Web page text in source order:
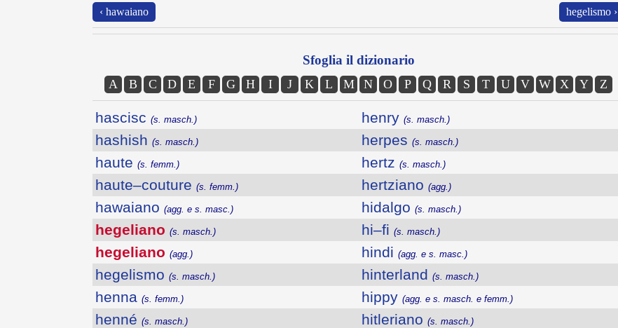
‹ hawaiano hegelismo ›
Sfoglia il dizionario
A B C D E F G H I J K L M N O P Q R S T U V W X Y Z
hascisc (s. masch.)
hashish (s. masch.)
haute (s. femm.)
haute–couture (s. femm.)
hawaiano (agg. e s. masc.)
hegeliano (s. masch.)
hegeliano (agg.)
hegelismo (s. masch.)
henna (s. femm.)
henné (s. masch.)
henry (s. masch.)
herpes (s. masch.)
hertz (s. masch.)
hertziano (agg.)
hidalgo (s. masch.)
hi–fi (s. masch.)
hindi (agg. e s. masc.)
hinterland (s. masch.)
hippy (agg. e s. masch. e femm.)
hitleriano (s. masch.)